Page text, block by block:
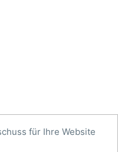
für Ihre Website